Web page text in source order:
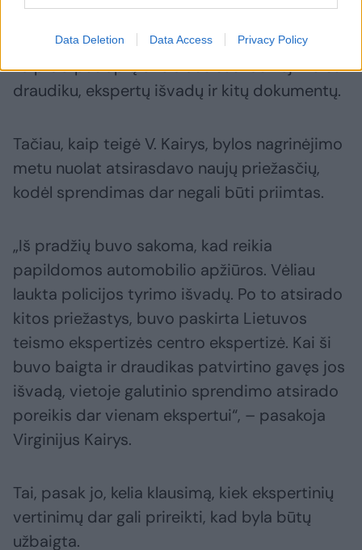
Data Deletion Data Access Privacy Policy
Anot jo, per beveik metus sukaupta daugiau
kaip 60 puslapių oficialaus susirašinėjimo su
draudiku, ekspertų išvadų ir kitų dokumentų.
Tačiau, kaip teigė V. Kairys, bylos nagrinėjimo
metu nuolat atsirasdavo naujų priežasčių,
kodėl sprendimas dar negali būti priimtas.
„Iš pradžių buvo sakoma, kad reikia
papildomos automobilio apžiūros. Vėliau
laukta policijos tyrimo išvadų. Po to atsirado
kitos priežastys, buvo paskirta Lietuvos
teismo ekspertizės centro ekspertizė. Kai ši
buvo baigta ir draudikas patvirtino gavęs jos
išvadą, vietoje galutinio sprendimo atsirado
poreikis dar vienam ekspertui“, – pasakoja
Virginijus Kairys.
Tai, pasak jo, kelia klausimą, kiek ekspertinių
vertinimų dar gali prireikti, kad byla būtų
užbaigta.